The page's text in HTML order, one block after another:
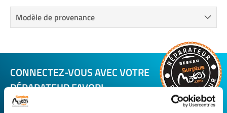
Modèle de provenance
CONNECTEZ-VOUS AVEC VOTRE
RÉPARATEUR FAVORI